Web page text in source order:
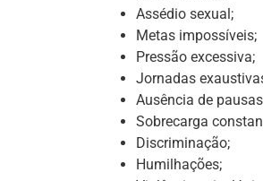
Assédio sexual;
Metas impossíveis;
Pressão excessiva;
Jornadas
Ausência de
Sobrecarga
Discriminação;
Humilhações;